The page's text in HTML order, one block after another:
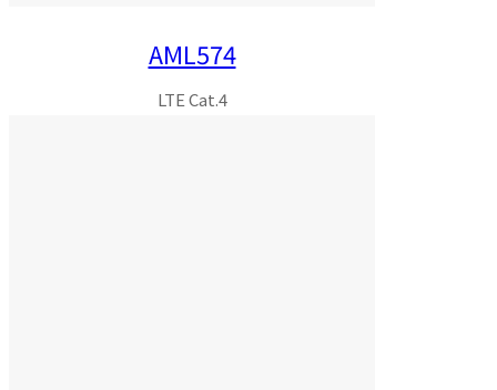
AML574
LTE Cat.4